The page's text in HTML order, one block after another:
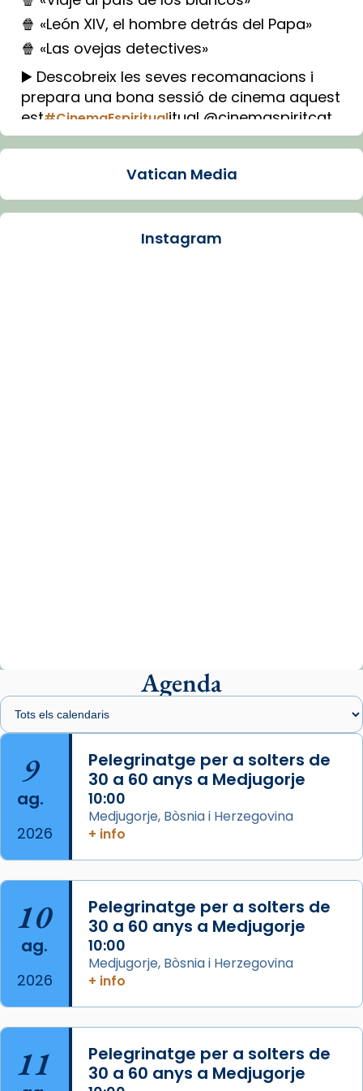
🍿 «León XIV, el hombre detrás del Papa»
🍿 «Las ovejas detectives»
▶️ Descobreix les seves recomanacions i
prepara una bona sessió de cinema aquest
est#CinemaEspiritualitual @cinemaspiritcat
Imatge: Generada amb IA (OpenAI)
Arquebisbat de Barcelona
presidit aquest 27 de juliol la missa de Les
Santes de Mataró.
🔗
📸 J. Merino
Photo
View on Facebook ·
de Barcelona.
Aquest dilluns, 27 de juliol, ha tingut lloc la
missa d’acció de gràcies en agraïment al
comitè organitzador de la visita apostòlica
del Sant Pare Lleó XIV a Barcelona, i als
col·laboradors, a la Catedral de Barcelona.
L’arquebisbe de Barcelona, el cardenal Joan
Josep Omella, ha presidit la missa i l’ha
concelebrat el bisbe auxiliar de Barcelona,
Mons. David Abadías.
Vatican Media
Instagram
Agenda
9
ag.
2026
Pelegrinatge per a solters de
30 a 60 anys a Medjugorje
10:00
Medjugorje, Bòsnia i Herzegovina
+ info
10
ag.
2026
Pelegrinatge per a solters de
30 a 60 anys a Medjugorje
10:00
Medjugorje, Bòsnia i Herzegovina
+ info
11
Pelegrinatge per a solters de
30 a 60 anys a Medjugorje